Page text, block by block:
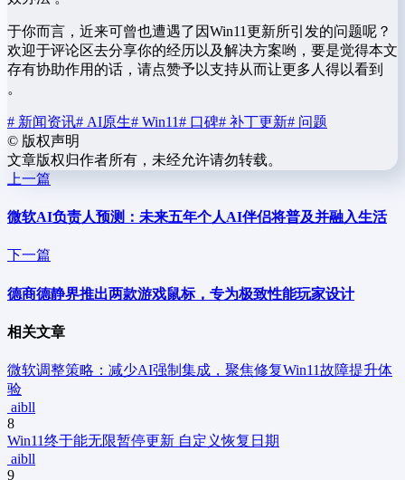
于你而言，近来可曾也遭遇了因Win11更新所引发的问题呢？
欢迎于评论区去分享你的经历以及解决方案哟，要是觉得本文
存有协助作用的话，请点赞予以支持从而让更多人得以看到
。
# 新闻资讯# AI原生# Win11# 口碑# 补丁更新# 问题
© 版权声明
文章版权归作者所有，未经允许请勿转载。
上一篇
微软AI负责人预测：未来五年个人AI伴侣将普及并融入生活
下一篇
德商德静界推出两款游戏鼠标，专为极致性能玩家设计
相关文章
微软调整策略：减少AI强制集成，聚焦修复Win11故障提升体
验
aibll
8
Win11终于能无限暂停更新 自定义恢复日期
aibll
9